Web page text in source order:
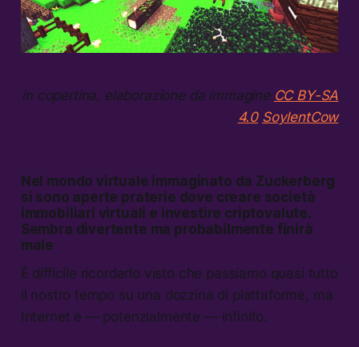
in copertina, elaborazione da immagine CC BY-SA
4.0 SoylentCow
Nel mondo virtuale immaginato da Zuckerberg
si sono aperte praterie dove creare società
immobiliari virtuali e investire criptovalute.
Sembra divertente ma probabilmente finirà
male
È difficile ricordarlo visto che passiamo quasi tutto
il nostro tempo su una dozzina di piattaforme, ma
Internet è — potenzialmente — infinito.